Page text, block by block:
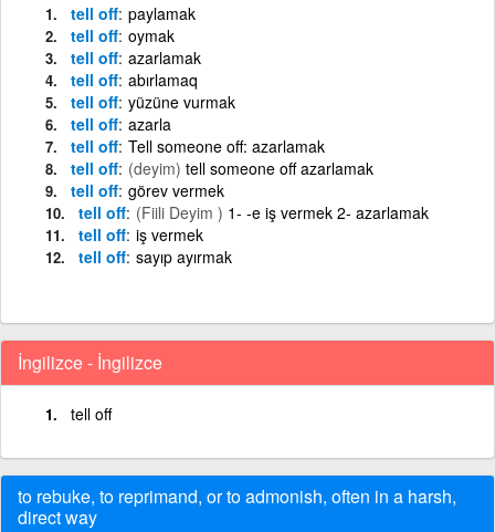
tell off paylamak
tell off oymak
tell off azarlamak
tell off abırlamaq
tell off yüzüne vurmak
tell off azarla
tell off Tell someone off: azarlamak
tell off (deyim) tell someone off azarlamak
tell off görev vermek
tell off (Fiili Deyim ) 1- -e iş vermek 2- azarlamak
tell off iş vermek
tell off sayıp ayırmak
İngilizce - İngilizce
tell off
to rebuke, to reprimand, or to admonish, often in a harsh,
direct way